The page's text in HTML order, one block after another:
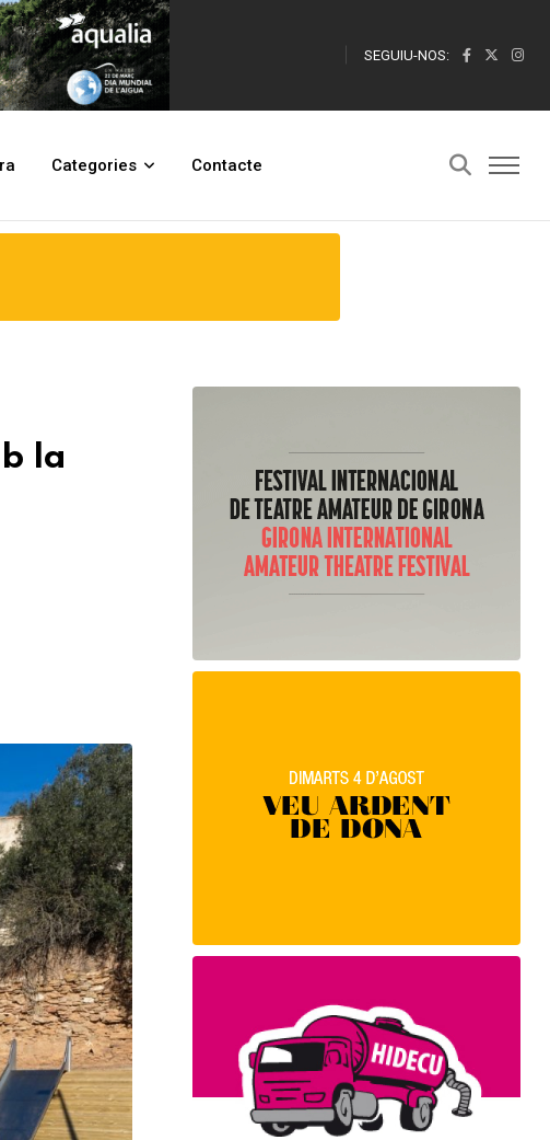
SEGUIU-NOS:
Categories Contacte
la